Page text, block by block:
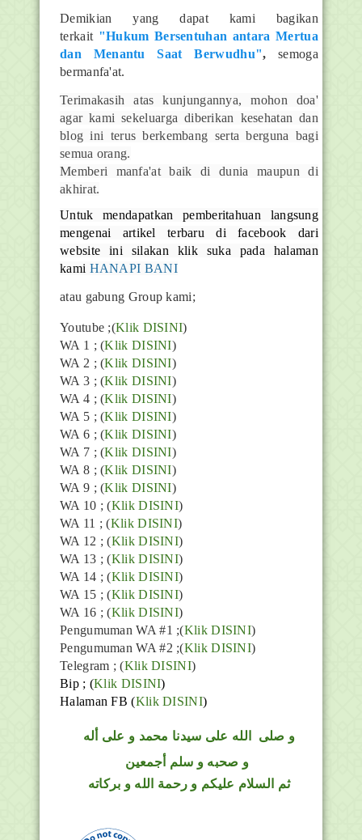
Demikian yang dapat kami bagikan
terkait "Hukum Bersentuhan antara Mertua
dan Menantu Saat Berwudhu",semoga
bermanfa'at.
Terimakasih atas kunjungannya, mohon doa'
agar kami sekeluarga diberikan kesehatan dan
blog ini terus berkembang serta berguna bagi
semua orang.
Memberi manfa'at baik di dunia maupun di
akhirat.
Untuk mendapatkan pemberitahuan langsung
mengenai artikel terbaru di facebook dari
website ini silakan klik suka pada halaman
kami HANAPI BANI
atau gabung Group kami;
Youtube ;(Klik DISINI)
WA 1 ; (Klik DISINI)
WA 2 ; (Klik DISINI)
WA 3 ; (Klik DISINI)
WA 4 ; (Klik DISINI)
WA 5 ; (Klik DISINI)
WA 6 ; (Klik DISINI)
WA 7 ; (Klik DISINI)
WA 8 ; (Klik DISINI)
WA 9 ; (Klik DISINI)
WA 10 ; (Klik DISINI)
WA 11 ; (Klik DISINI)
WA 12 ; (Klik DISINI)
WA 13 ; (Klik DISINI)
WA 14 ; (Klik DISINI)
WA 15 ; (Klik DISINI)
WA 16 ; (Klik DISINI)
Pengumuman WA #1 ;(Klik DISINI)
Pengumuman WA #2 ;(Klik DISINI)
Telegram ;(Klik DISINI)
Bip ; (Klik DISINI)
Halaman FB(Klik DISINI)
و صلى الله على سيدنا محمد و على أله
و صحبه و سلم أجمعين
ثم السلام عليكم و رحمة الله و بركاته